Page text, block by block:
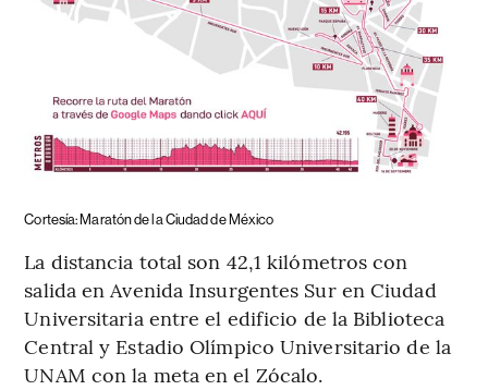
Cortesía: Maratón de la Ciudad de México
La distancia total son 42,1 kilómetros con
salida en Avenida Insurgentes Sur en Ciudad
Universitaria entre el edificio de la Biblioteca
Central y Estadio Olímpico Universitario de la
UNAM con la meta en el Zócalo.